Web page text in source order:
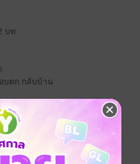
บท
บตก กลับบ้าน
แห่งลุ่มน้ำเว่ย
ซือ
วงบนภูเขา ฝากถึงจางวู
ศาลาทางใต้ คิดถึงสหาย